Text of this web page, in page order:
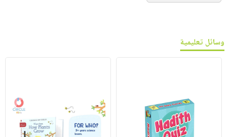
وسائل تعليمية